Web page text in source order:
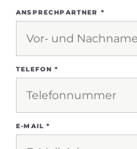
ANSPRECHPARTNER *
TELEFON *
E-MAIL *